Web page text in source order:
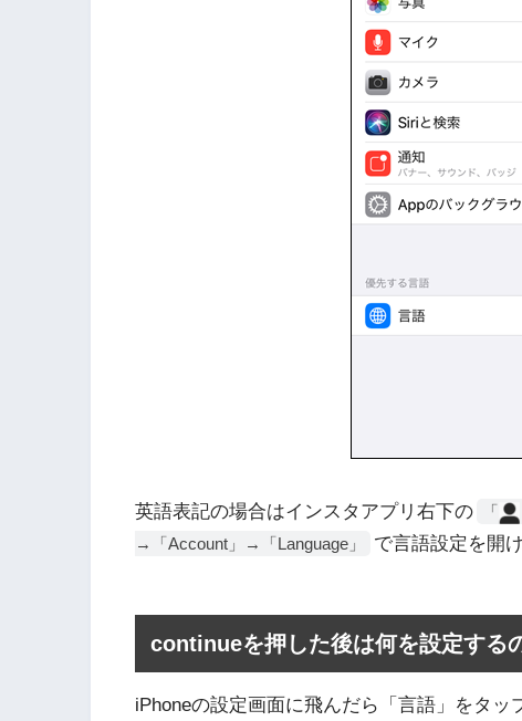
英語表記の場合はインスタアプリ右下の 「
→「Account」→「Language」
で言語設定を開け
continueを押した後は何を設定する
iPhoneの設定画面に飛んだら「言語」をタ